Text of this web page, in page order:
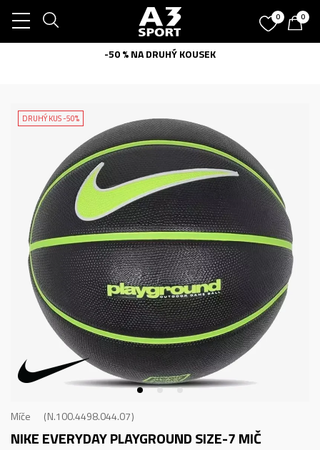
0 0
-50 % NA DRUHÝ KOUSEK
DRUHÝ KUS -50%
Míče N.100.4498.044.07
NIKE EVERYDAY PLAYGROUND SIZE-7MIČ